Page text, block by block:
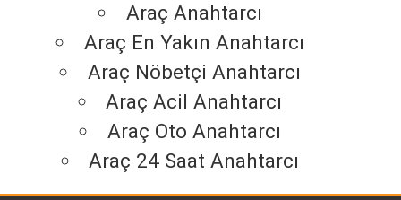
Araç Anahtarcı
Araç En Yakın Anahtarcı
Araç Nöbetçi Anahtarcı
Araç Acil Anahtarcı
Araç Oto Anahtarcı
Araç 24 Saat Anahtarcı